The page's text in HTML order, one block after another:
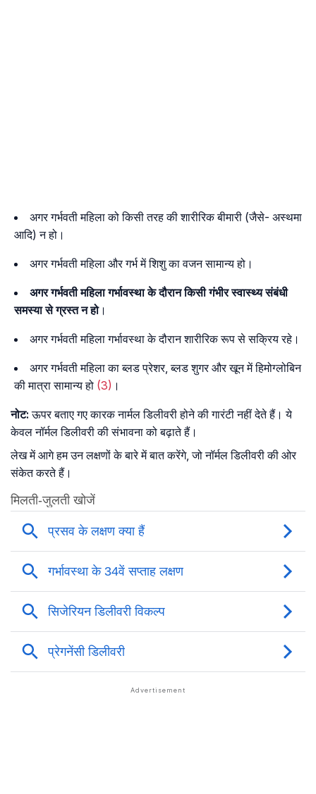
अगर गर्भवती महिला को किसी तरह की शारीरिक बीमारी (जैसे- अस्थमा
आदि) न हो।
अगर गर्भवती महिला और गर्भ में शिशु का वजन सामान्य हो।
अगर गर्भवती महिला गर्भावस्था के दौरान किसी गंभीर स्वास्थ्य संबंधी
समस्या से ग्रस्त न हो।
अगर गर्भवती महिला गर्भावस्था के दौरान शारीरिक रूप से सक्रिय रहे।
अगर गर्भवती महिला का ब्लड प्रेशर, ब्लड शुगर और खून में हिमोग्लोबिन
की मात्रा सामान्य हो (3) ।
नोट: ऊपर बताए गए कारक नार्मल डिलीवरी होने की गारंटी नहीं देते हैं। ये
केवल नॉर्मल डिलीवरी की संभावना को बढ़ाते हैं।
लेख में आगे हम उन लक्षणों के बारे में बात करेंगे, जो नॉर्मल डिलीवरी की ओर
संकेत करते हैं।